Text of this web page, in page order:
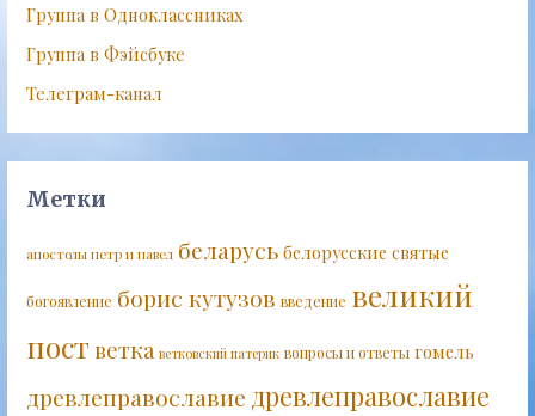
Группа в Одноклассниках
Группа в Фэйсбуке
Телеграм-канал
Метки
апостолы петр и павел беларусь белорусские святые
богоявление борис кутузов введение великий
постветка ветковский патерик вопросы и ответы гомель
древлеправославие древлеправославие